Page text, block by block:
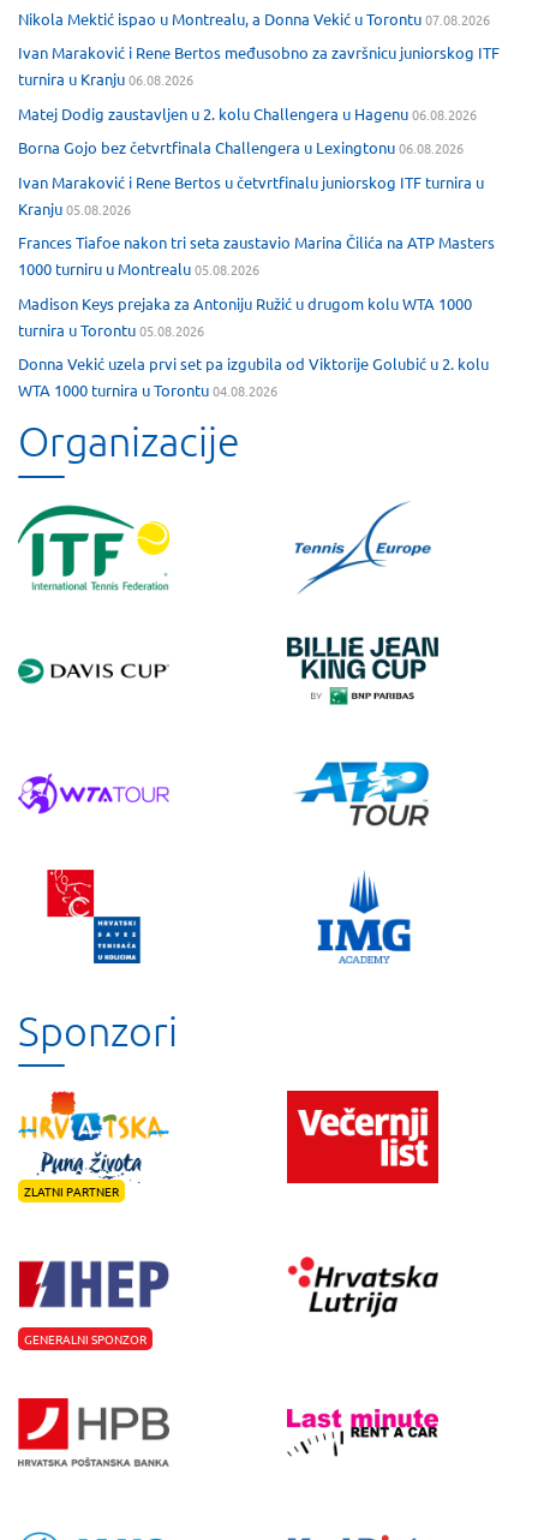
Nikola Mektić ispao u Montrealu, a Donna Vekić u Torontu07.08.2026
Ivan Maraković i Rene Bertos međusobno za završnicu juniorskog ITF
turnira u Kranju06.08.2026
Matej Dodig zaustavljen u 2. kolu Challengera u Hagenu06.08.2026
Borna Gojo bez četvrtfinala Challengera u Lexingtonu06.08.2026
Ivan Maraković i Rene Bertos u četvrtfinalu juniorskog ITF turnira u
Kranju05.08.2026
Frances Tiafoe nakon tri seta zaustavio Marina Čilića na ATP Masters
1000 turniru u Montrealu05.08.2026
Madison Keys prejaka za Antoniju Ružić u drugom kolu WTA 1000
turnira u Torontu05.08.2026
Donna Vekić uzela prvi set pa izgubila od Viktorije Golubić u 2. kolu
WTA 1000 turnira u Torontu04.08.2026
Organizacije
Sponzori
ZLATNI PARTNER
GENERALNI SPONZOR